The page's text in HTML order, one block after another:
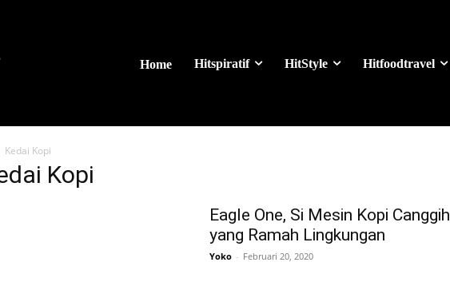
Home Hitspiratif HitStyle Hitfoodtravel
Kedai Kopi
Kopi
Eagle One, Si Mesin Kopi Canggih
yang Ramah Lingkungan
Yoko - Februari 20, 2020